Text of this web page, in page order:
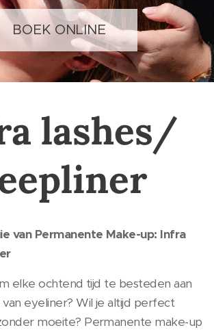
BOEK ONLINE
lashes/
van Permanente Make-up: Infra
elke ochtend tijd te besteden aan
eyeliner? Wil je altijd perfect
moeite? Permanente make-up